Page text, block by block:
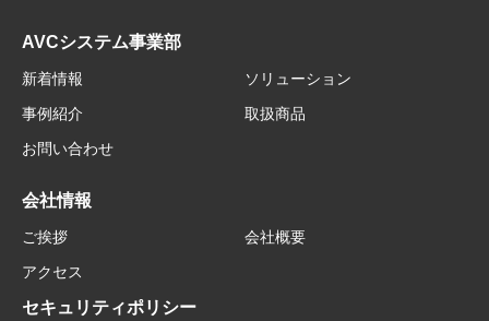
AVCシステム事業部
新着情報
ソリューション
事例紹介
取扱商品
お問い合わせ
会社情報
ご挨拶
会社概要
アクセス
セキュリティポリシー